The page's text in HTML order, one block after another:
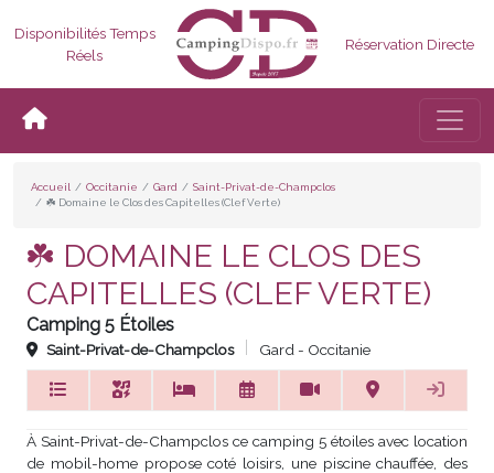
Disponibilités Temps
Réels
Réservation Directe
Accueil Occitanie Gard
Saint-Privat-de-Champclos
☘️ Domaine le Clos des Capitelles (Clef Verte)
☘️ DOMAINE LE CLOS DES
CAPITELLES (CLEF VERTE)
Camping 5 Étoiles
Saint-Privat-de-Champclos Gard - Occitanie
À Saint-Privat-de-Champclos ce camping 5 étoiles avec location
de mobil-home propose coté loisirs, une piscine chauffée, des